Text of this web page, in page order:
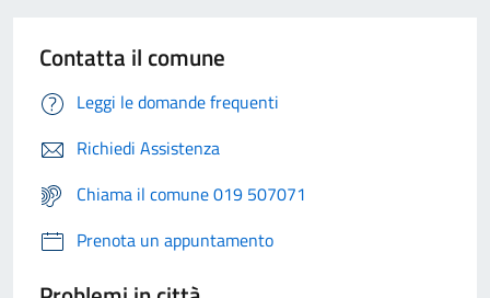
Contatta il comune
Leggi le domande frequenti
Richiedi Assistenza
Chiama il comune 019 507071
Prenota un appuntamento